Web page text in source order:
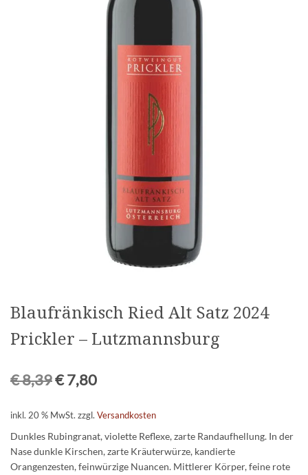
Blaufränkisch Ried Alt Satz 2024
Prickler – Lutzmannsburg
€8,39€7,80
inkl. 20 % MwSt. zzgl. Versandkosten
Dunkles Rubingranat, violette Reflexe, zarte Randaufhellung. In der
Nase dunkle Kirschen, zarte Kräuterwürze, kandierte
Orangenzesten, feinwürzige Nuancen. Mittlerer Körper, feine rote